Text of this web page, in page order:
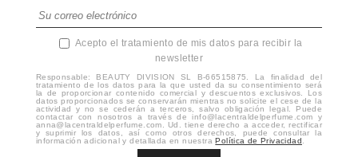
Acepto el tratamiento de mis datos para recibir la
newsletter
Responsable: BEAUTY DIVISION SL B-66515875. La finalidad del
tratamiento de los datos para la que usted da su consentimiento será
la de proporcionar contenido comercial y descuentos exclusivos. Los
datos proporcionados se conservarán mientras no solicite el cese de la
actividad y no se cederán a terceros, salvo obligación legal. Puede
contactar con nosotros a través de info@lacentraldelperfume.com y
anna@lacentraldelperfume.com. Ud. tiene derecho a acceder, rectificar
y suprimir los datos, así como otros derechos, puede consultar la
información adicional y detallada en nuestraPolítica de Privacidad.